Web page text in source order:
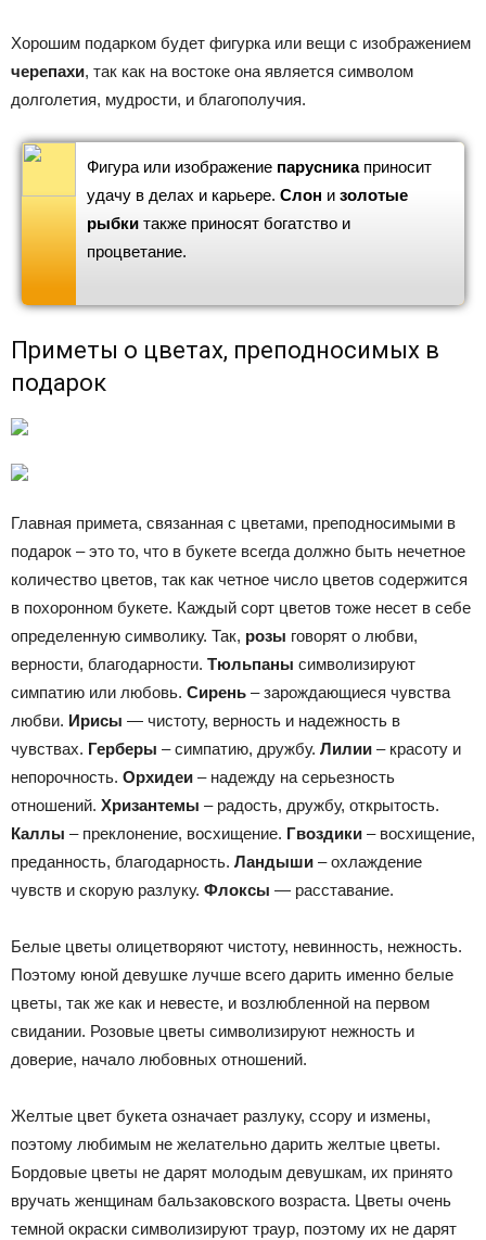
Хорошим подарком будет фигурка или вещи с изображением
черепахи, так как на востоке она является символом
долголетия, мудрости, и благополуч­ия.
Фигура или изображение парусникаприносит
удачу в делах и карьере. Слон и золотые
рыбки также приносят богатство и
процветание.
Приметы о цветах, преподносимых в
подарок
Главная примета, связанная с цветами, преподносимыми в
подарок – это то, что в букете всегда должно быть нечетное
количество цветов, так как четное число цветов содержится
в похоронном букете. Каждый сорт цветов тоже несет в себе
определенную символику. Так, розы говорят о любви,
верности, благодарности. Тюльпаны символизируют
симпатию или любовь. Сирень – зарождающиеся чувства
любви. Ирисы — чистоту, верность и надежность в
чувствах. Герберы – симпатию, дружбу. Лилии – красоту и
непорочность. Орхидеи – надежду на серьезность
отношений. Хризантемы – радость, дружбу, открытость.
Каллы – преклонение, восхищение. Гвоздики – восхищение,
преданность, благодарность. Ландыши – охлаждение
чувств и скорую разлуку. Флоксы — расставание.
Белые цветы олицетворяют чистоту, невинность, нежность.
Поэтому юной девушке лучше всего дарить именно белые
цветы, так же как и невесте, и возлюбленной на первом
свидании. Розовые цветы символизируют нежность и
доверие, начало любовных отношений.
Желтые цвет букета означает разлуку, ссору и измены,
поэтому любимым не желательно дарить желтые цветы.
Бордовые цветы не дарят молодым девушкам, их принято
вручать женщинам бальзаковского возраста. Цветы очень
темной окраски символизируют траур, поэтому их не дарят